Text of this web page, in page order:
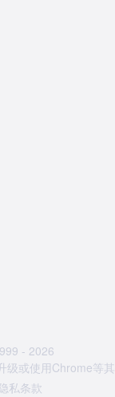
- 2026
或使用Chrome等其
私条款